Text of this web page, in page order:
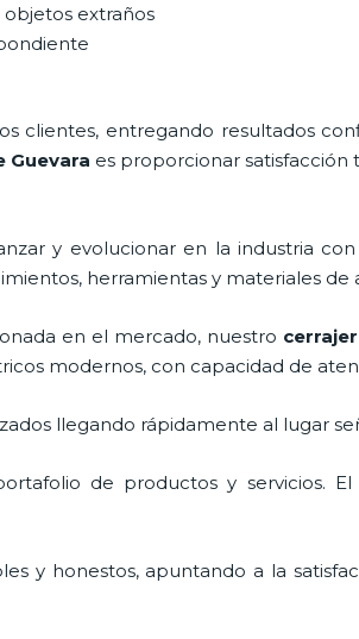
extraños
clientes, entregando resultados
Guevara es proporcionar satisfacción
y evolucionar en la industria
herramientas y materiales de
en el mercado, nuestro
modernos, con capacidad de
llegando rápidamente al lugar
de productos y servicios. El
y honestos, apuntando a la